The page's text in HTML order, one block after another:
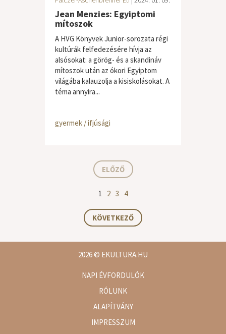
Jean Menzies: Egyiptomi
mítoszok
A HVG Könyvek Junior-sorozata régi
kultúrák felfedezésére hívja az
alsósokat: a görög- és a skandináv
mítoszok után az ókori Egyiptom
világába kalauzolja a kisiskolásokat. A
téma annyira...
gyermek / ifjúsági
ELŐZŐ
1 2 3 4
KÖVETKEZŐ
2026© EKULTURA.HU
NAPI ÉVFORDULÓK
RÓLUNK
ALAPÍTVÁNY
IMPRESSZUM